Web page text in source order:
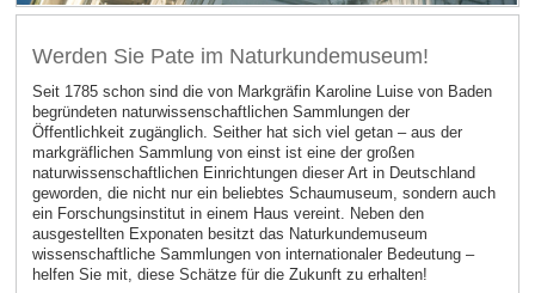
Werden Sie Pate im Naturkundemuseum!
Seit 1785 schon sind die von Markgräfin Karoline Luise von Baden
begründeten naturwissenschaftlichen Sammlungen der
Öffentlichkeit zugänglich. Seither hat sich viel getan – aus der
markgräflichen Sammlung von einst ist eine der großen
naturwissenschaftlichen Einrichtungen dieser Art in Deutschland
geworden, die nicht nur ein beliebtes Schaumuseum, sondern auch
ein Forschungsinstitut in einem Haus vereint. Neben den
ausgestellten Exponaten besitzt das Naturkundemuseum
wissenschaftliche Sammlungen von internationaler Bedeutung –
helfen Sie mit, diese Schätze für die Zukunft zu erhalten!